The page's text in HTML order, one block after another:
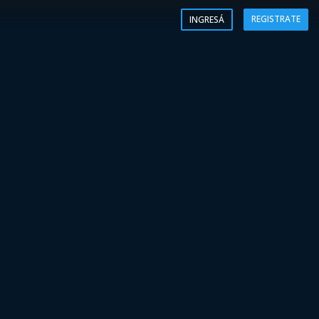
INGRESÁ REGISTRATE